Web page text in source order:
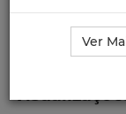
Ciência_Iscte
Publicação
Ver